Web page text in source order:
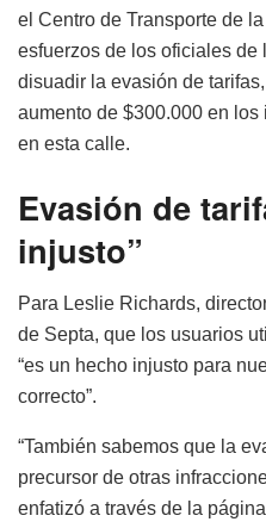
el Centro de Transporte de
esfuerzos de los oficiales de
disuadir la evasión de
aumento de $300.000 en
en esta calle.
Evasión de
injusto”
Para Leslie Richards,
de Septa, que los usuarios
“es un hecho injusto para
correcto”.
“También sabemos que la
precursor de otras
enfatizó a través de la